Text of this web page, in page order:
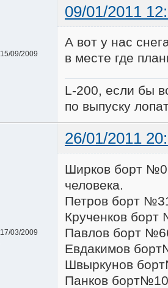
09/01/2011
15/09/2009
А вот у нас
в месте где
L-200, если бы
по выпуску
26/01/2011
17/03/2009
Ширков борт
человека.
Петров борт
Крученков борт
Павлов борт
Евдакимов
Швыркунов
Панков